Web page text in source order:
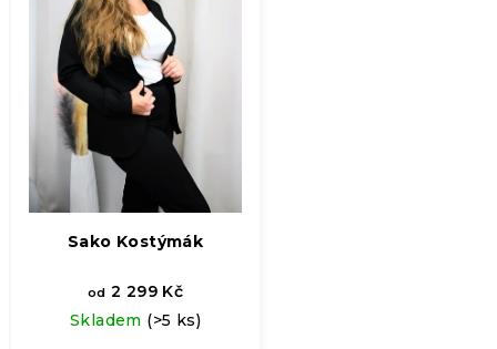
Sako Kostýmák
od 2 299 Kč
Skladem (>5 ks)